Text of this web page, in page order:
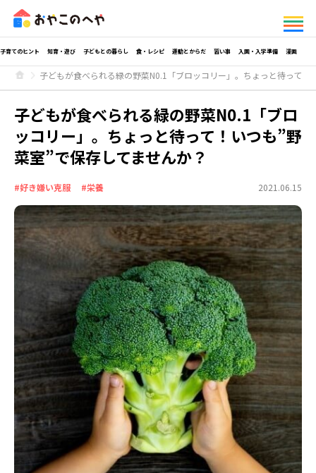
子育てのヒント 知育・遊び 子どもとの暮らし 食・レシピ 運動とからだ 習い事 入園・入学準備 漫画
子どもが食べられる緑の野菜N0.1「ブロッコリー」。ちょっと待って！
子どもが食べられる緑の野菜N0.1「ブロ
ッコリー」。ちょっと待って！いつも”野
菜室”で保存してませんか？
#好き嫌い克服 #栄養 2021.06.15